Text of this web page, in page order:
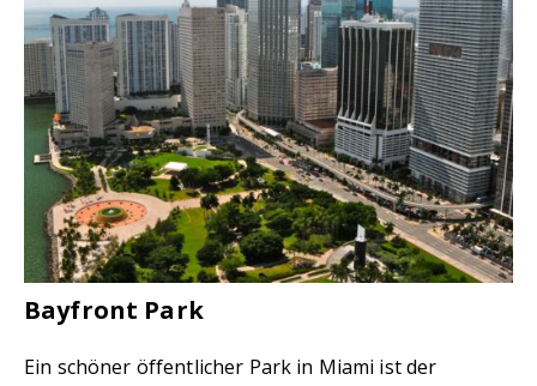
Bayfront Park
Ein schöner öffentlicher Park in Miami ist der